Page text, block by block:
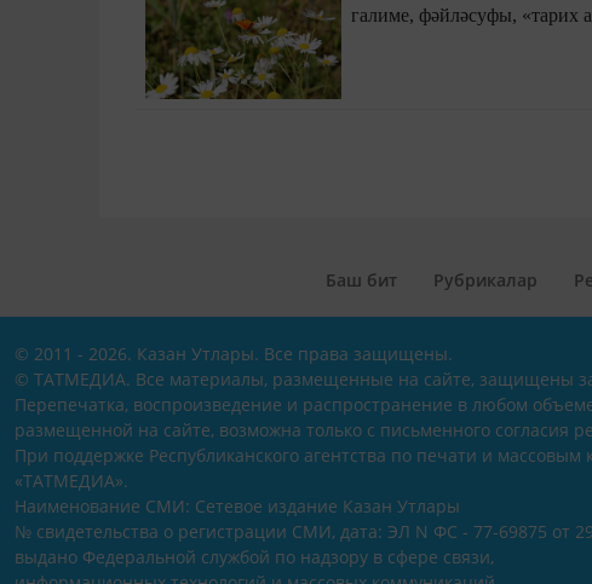
галиме, фәйләсуфы, «тарих
Баш бит Рубрикалар
© 2011 - 2026. Казан Утлары. Все права защищены.
© ТАТМЕДИА. Все материалы, размещенные на сайте, защищены
Перепечатка, воспроизведение и распространение в любом
размещенной на сайте, возможна только с письменного согласия
При поддержке Республиканского агентства по печати и
«ТАТМЕДИА».
Наименование СМИ: Сетевое издание Казан Утлары
№ свидетельства о регистрации СМИ, дата: ЭЛ N ФС - 77-69875 от
выдано Федеральной службой по надзору в сфере связи,